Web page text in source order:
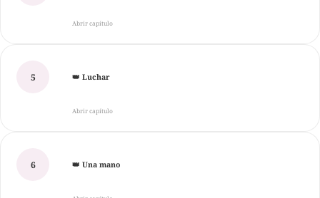
Abrir capítulo
5 👑 Luchar
Abrir capítulo
6 👑 Una mano